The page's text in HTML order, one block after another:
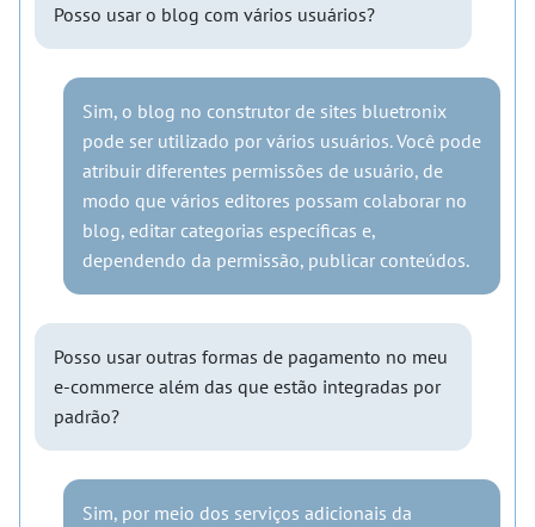
Posso usar o blog com vários usuários?
Sim, o blog no construtor de sites bluetronix
pode ser utilizado por vários usuários. Você pode
atribuir diferentes permissões de usuário, de
modo que vários editores possam colaborar no
blog, editar categorias específicas e,
dependendo da permissão, publicar conteúdos.
Posso usar outras formas de pagamento no meu
e-commerce além das que estão integradas por
padrão?
Sim, por meio dos serviços adicionais da